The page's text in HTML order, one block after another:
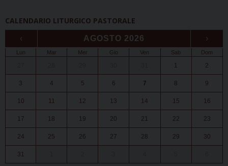
CALENDARIO LITURGICO PASTORALE
‹ AGOSTO 2026 ›
Lun Mar Mer Gio Ven Sab Dom
1 2
3 4 5 6 7 8 9
10 11 12 13 14 15 16
17 18 19 20 21 22 23
24 25 26 27 28 29 30
31